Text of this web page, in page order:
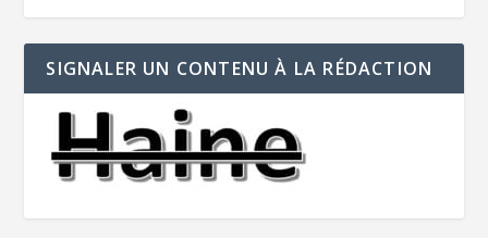
SIGNALER UN CONTENU À LA RÉDACTION